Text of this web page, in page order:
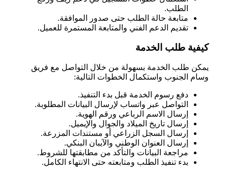
الطلب.
متابعة حالة الطلب حتى صدور الموافقة.
تقديم الدعم الفني والمتابعة المستمرة للعميل.
كيفية طلب الخدمة
يمكن طلب الخدمة بسهولة من خلال التواصل مع فريق
وسام الجنوب واستكمال الخطوات التالية:
دفع رسوم الخدمة قبل بدء التنفيذ.
التواصل عبر واتساب لإرسال البيانات المطلوبة.
إرسال الاسم الرباعي ورقم الهوية.
إرسال تاريخ الميلاد والجوال والإيميل.
إرسال السجل الزراعي أو مستندات المزرعة.
إرسال العنوان الوطني والآيبان البنكي.
مراجعة البيانات والتأكد من مطابقتها للشروط.
بدء تنفيذ الطلب ومتابعته حتى الانتهاء الكامل.